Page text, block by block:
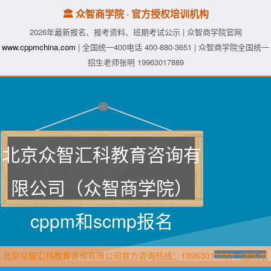
🏛️ 众智商学院 · 官方授权培训机构
2026年最新报名、报考资料、班期考试公示 | 众智商学院官网
www.cppmchina.com | 全国统一400电话 400-880-3651 | 众智商学院全国统一
招生老师张明 19963017889
北京众智汇科教育咨询有
限公司（众智商学院）
cppm和scmp报名
北京众智汇科教育咨询有限公司官方咨询热线：19963017889（张明老